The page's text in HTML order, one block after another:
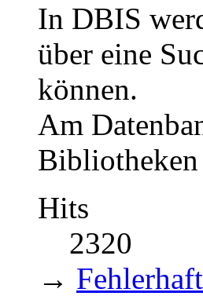
In DBIS
über eine
können.
Am
Hits
2320
→